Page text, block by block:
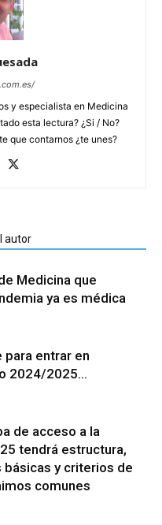
y especialista en Medicina
esta lectura? ¿Si / No?
que contarnos ¿te unes?
autor
Medicina que
ya es médica
entrar en
2024/2025…
de acceso a la
tendrá estructura,
y criterios de
comunes